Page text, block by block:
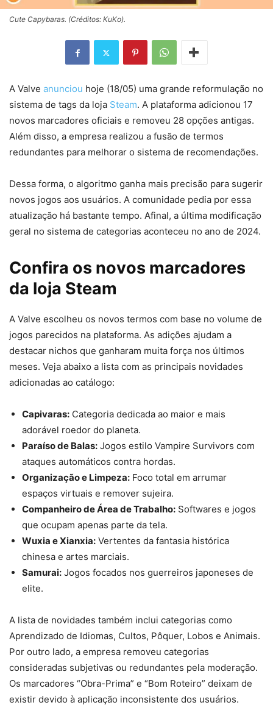
Cute Capybaras. (Créditos: KuKo).
A Valve anunciou hoje (18/05) uma grande reformulação no
sistema de tags da loja Steam. A plataforma adicionou 17
novos marcadores oficiais e removeu 28 opções antigas.
Além disso, a empresa realizou a fusão de termos
redundantes para melhorar o sistema de recomendações.
Dessa forma, o algoritmo ganha mais precisão para sugerir
novos jogos aos usuários. A comunidade pedia por essa
atualização há bastante tempo. Afinal, a última modificação
geral no sistema de categorias aconteceu no ano de 2024.
Confira os novos marcadores
da loja Steam
A Valve escolheu os novos termos com base no volume de
jogos parecidos na plataforma. As adições ajudam a
destacar nichos que ganharam muita força nos últimos
meses. Veja abaixo a lista com as principais novidades
adicionadas ao catálogo:
Capivaras: Categoria dedicada ao maior e mais
adorável roedor do planeta.
Paraíso de Balas: Jogos estilo Vampire Survivors com
ataques automáticos contra hordas.
Organização e Limpeza: Foco total em arrumar
espaços virtuais e remover sujeira.
Companheiro de Área de Trabalho: Softwares e jogos
que ocupam apenas parte da tela.
Wuxia e Xianxia: Vertentes da fantasia histórica
chinesa e artes marciais.
Samurai: Jogos focados nos guerreiros japoneses de
elite.
A lista de novidades também inclui categorias como
Aprendizado de Idiomas, Cultos, Pôquer, Lobos e Animais.
Por outro lado, a empresa removeu categorias
consideradas subjetivas ou redundantes pela moderação.
Os marcadores “Obra-Prima” e “Bom Roteiro” deixam de
existir devido à aplicação inconsistente dos usuários.